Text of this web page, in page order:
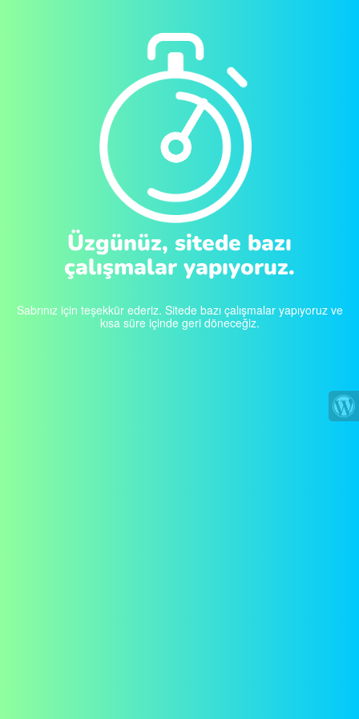
Üzgünüz, sitede bazı
çalışmalar yapıyoruz.
Sabrınız için teşekkür ederiz. Sitede bazı çalışmalar yapıyoruz ve
kısa süre içinde geri döneceğiz.